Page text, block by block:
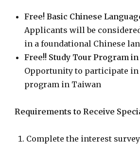
Free! Basic Chinese
Applicants will be
in a foundational Chinese
Free!! Study Tour Program
Opportunity to participate in
program in Taiwan
Requirements to Receive
Complete the interest